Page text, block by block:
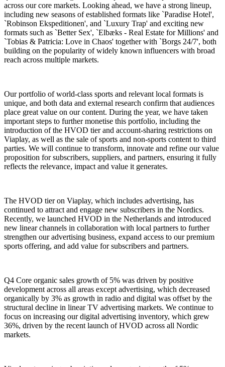
across our core markets. Looking ahead, we have a strong lineup,
including new seasons of established formats like `Paradise Hotel',
`Robinson Ekspeditionen', and `Luxury Trap' and exciting new
formats such as `Better Sex', `Elbæks - Real Estate for Millions' and
`Tobias & Patricia: Love in Chaos' together with `Borgs 24/7', both
building on the popularity of widely known influencers with broad
reach across multiple markets.
Our portfolio of world-class sports and relevant local formats is
unique, and both data and external research confirm that audiences
place great value on our content. During the year, we have taken
important steps to further monetise this portfolio, including the
introduction of the HVOD tier and account-sharing restrictions on
Viaplay, as well as the sale of sports and non-sports content to third
parties. We will continue to transform, innovate and refine our value
proposition for subscribers, suppliers, and partners, ensuring it fully
reflects the relevance, impact and value it generates.
The HVOD tier on Viaplay, which includes advertising, has
continued to attract and engage new subscribers in the Nordics.
Recently, we launched HVOD in the Netherlands and introduced
new linear channels in collaboration with local partners to further
strengthen our advertising business, expand access to our premium
sports offering, and add value for subscribers and partners.
Q4 Core organic sales growth of 5% was driven by positive
development across all areas except advertising, which decreased
organically by 3% as growth in radio and digital was offset by the
structural decline in linear TV advertising markets. We continue to
focus on increasing our digital advertising inventory, which grew
36%, driven by the recent launch of HVOD across all Nordic
markets.